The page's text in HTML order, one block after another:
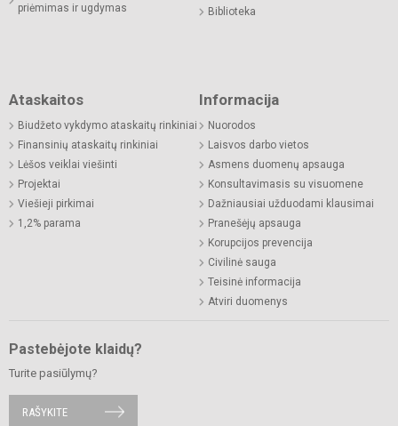
priėmimas ir ugdymas
Biblioteka
Ataskaitos
Biudžeto vykdymo ataskaitų rinkiniai
Finansinių ataskaitų rinkiniai
Lėšos veiklai viešinti
Projektai
Viešieji pirkimai
1,2% parama
Informacija
Nuorodos
Laisvos darbo vietos
Asmens duomenų apsauga
Konsultavimasis su visuomene
Dažniausiai užduodami klausimai
Pranešėjų apsauga
Korupcijos prevencija
Civilinė sauga
Teisinė informacija
Atviri duomenys
Pastebėjote klaidų?
Turite pasiūlymų?
RAŠYKITE